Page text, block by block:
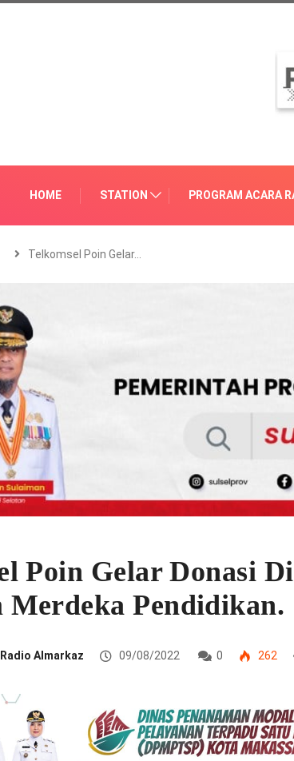
HOME STATION PROGRAM ACARA
Telkomsel Poin Gelar…
Poin Gelar Donasi
Merdeka Pendidikan.
Radio Almarkaz 09/08/2022 0 262